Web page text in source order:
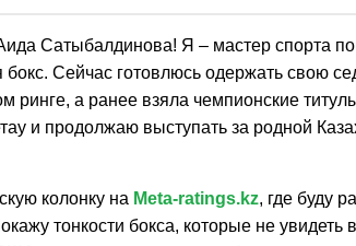
Сатыбалдинова! Я – мастер спорта
Сейчас готовлюсь одержать свою
ринге, а ранее взяла чемпионские
и продолжаю выступать за родной
колонку на Meta-ratings.kz, где буду
тонкости бокса, которые не увидеть